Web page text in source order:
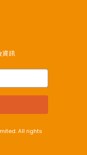
資訊
All rights